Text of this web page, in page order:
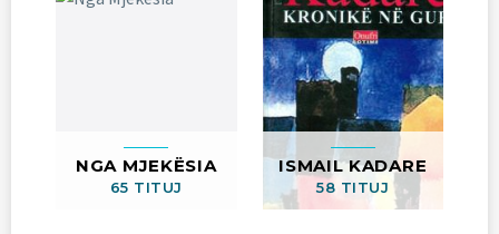
NGA MJEKËSIA
65 TITUJ
ISMAIL KADARE
58 TITUJ